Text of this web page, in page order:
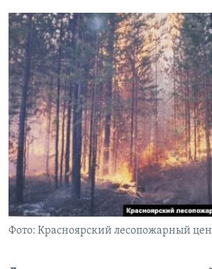
Фото: Красноярский лесопожарный